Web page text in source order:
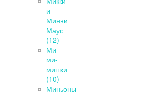
и
Минни
Маус
(12)
Ми-
ми-
мишки
(10)
Миньоны